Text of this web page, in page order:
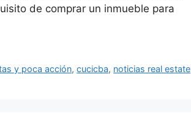
de comprar un inmueble para
y poca acción,cucicba, noticias real estate